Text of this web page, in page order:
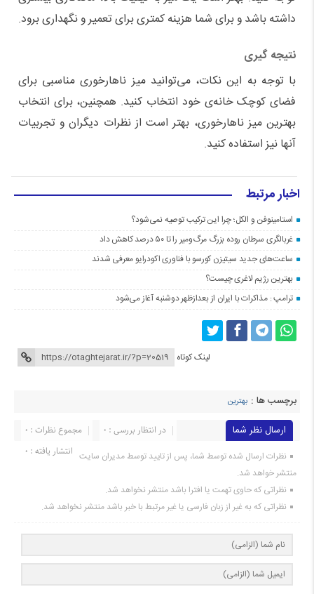
داشته باشد و برای شما هزینه کمتری برای تعمیر و نگهداری برود.
نتیجه گیری
با توجه به این نکات، می‌توانید میز ناهارخوری مناسبی برای
فضای کوچک خانه‌ی خود انتخاب کنید. همچنین، برای انتخاب
بهترین میز ناهارخوری، بهتر است از نظرات دیگران و تجربیات
آنها نیز استفاده کنید.
اخبار مرتبط
استامینوفن و الکل؛ چرا این ترکیب توصیه نمی‌شود؟
غربالگری سرطان روده بزرگ مرگ‌ومیر را تا ۵۰ درصد کاهش داد
ساعت‌های جدید سیتیزن کورسو با فناوری اکودرایو معرفی شدند
بهترین رژیم لاغری چیست؟
ترامپ : مذاکرات با ایران از بعدازظهر دوشنبه آغاز می‌شود
لینک کوتاه
برچسب ها : بهترین
ارسال نظر شما مجموع نظرات : 0
در انتظار بررسی : 0
انتشار یافته : 0 نظرات ارسال شده توسط شما، پس از تایید توسط مدیران سایت
منتشر خواهد شد.
نظراتی که حاوی تهمت یا افترا باشد منتشر نخواهد شد.
نظراتی که به غیر از زبان فارسی یا غیر مرتبط با خبر باشد منتشر نخواهد شد.